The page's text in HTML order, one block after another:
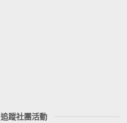
追蹤社團活動